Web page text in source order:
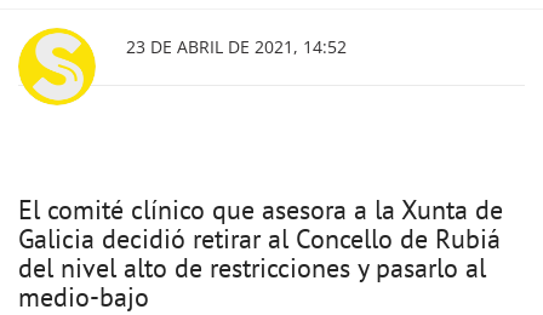
23 DE ABRIL DE 2021, 14:52
El comité clínico que asesora a la Xunta de
Galicia decidió retirar al Concello de Rubiá
del nivel alto de restricciones y pasarlo al
medio-bajo